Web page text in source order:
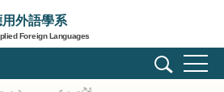
用外語學系
Foreign Languages